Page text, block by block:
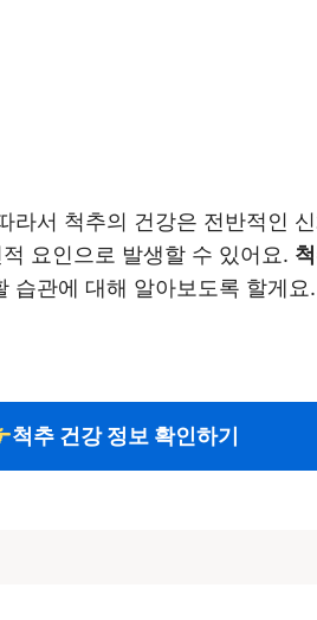
서 척추의 건강은 전반적인
요인으로 발생할 수 있어요.
습관에 대해 알아보도록 할게요.
척추 건강 정보 확인하기